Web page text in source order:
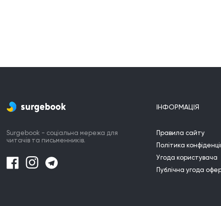
Surgebook - соціальна мережа для
читачів та письменників.
ІНФОРМАЦІЯ
Правила сайту
Політика
Угода користувача
Публічна угода